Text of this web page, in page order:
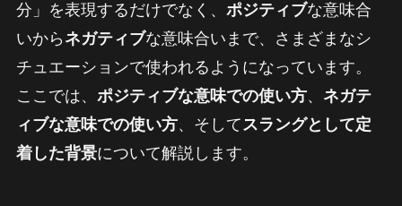
分」を表現するだけでなく、 ポジティブな意味合
いから ネガティブな意味合いまで、さまざまなシ
チュエーションで使われるようになっています。
ここでは、 ポジティブな意味での使い方、 ネガテ
ィブな意味での使い方、そしてスラングとして定
着した背景について解説します。